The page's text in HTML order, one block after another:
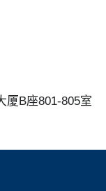
厦B座801-805室